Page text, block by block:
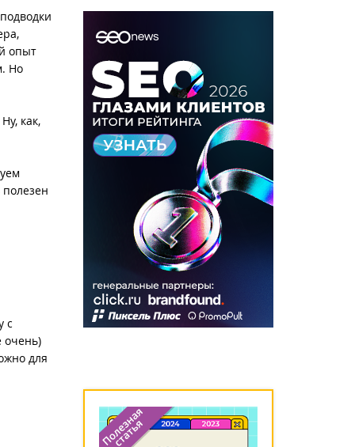
опыт
Но
как,
с
очень)
для